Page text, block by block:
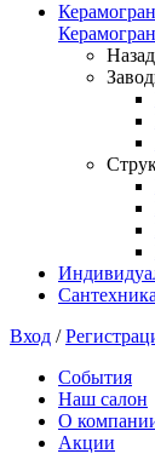
Назад
Сантехника
Вход /
События
Наш салон
О
Акции